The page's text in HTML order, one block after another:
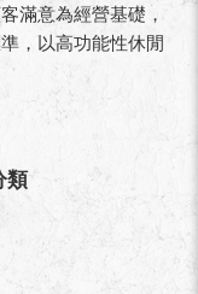
滿意為經營基礎，
，以高功能性休閒
類